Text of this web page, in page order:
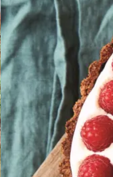
Glutenfri Glutenfri
bærtærte bærtærte
medmed bagt
bagt
mandelcreme
mandel
creme
Gem opskrift